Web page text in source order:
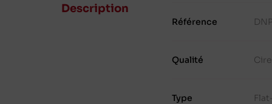
Description
Référence
Qualité
Type